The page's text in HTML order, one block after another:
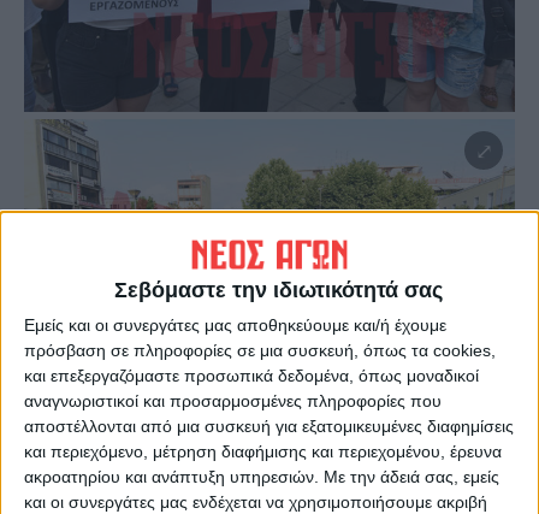
Σεβόμαστε την ιδιωτικότητά σας
Εμείς και οι συνεργάτες μας αποθηκεύουμε και/ή έχουμε
πρόσβαση σε πληροφορίες σε μια συσκευή, όπως τα cookies,
και επεξεργαζόμαστε προσωπικά δεδομένα, όπως μοναδικοί
αναγνωριστικοί και προσαρμοσμένες πληροφορίες που
αποστέλλονται από μια συσκευή για εξατομικευμένες διαφημίσεις
και περιεχόμενο, μέτρηση διαφήμισης και περιεχομένου, έρευνα
ακροατηρίου και ανάπτυξη υπηρεσιών. Με την άδειά σας, εμείς
και οι συνεργάτες μας ενδέχεται να χρησιμοποιήσουμε ακριβή